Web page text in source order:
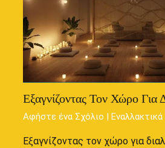
Εξαγνίζοντας Τον Χώρο Για
Αφήστε ένα Σχόλιο |Εναλλακτικά
Εξαγνίζοντας τον χώρο για